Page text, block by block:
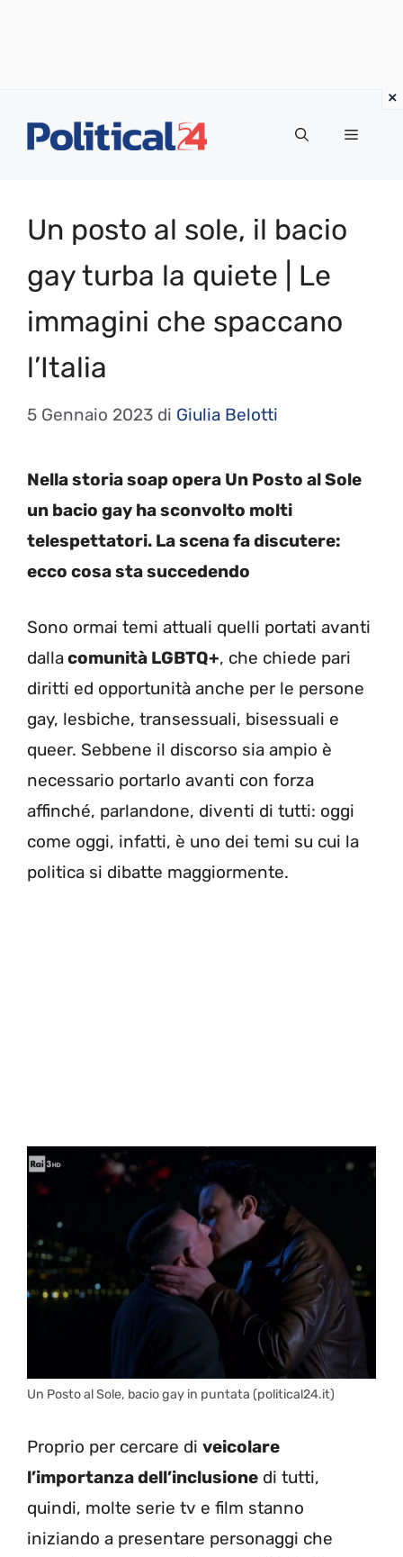
Menu
Un posto al sole, il bacio
gay turba la quiete | Le
immagini che spaccano
l’Italia
5 Gennaio 2023 di Giulia Belotti
Nella storia soap opera Un Posto al Sole
un bacio gay ha sconvolto molti
telespettatori. La scena fa discutere:
ecco cosa sta succedendo
Sono ormai temi attuali quelli portati avanti
dallacomunità LGBTQ+, che chiede pari
diritti ed opportunità anche per le persone
gay, lesbiche, transessuali, bisessuali e
queer. Sebbene il discorso sia ampio è
necessario portarlo avanti con forza
affinché, parlandone, diventi di tutti: oggi
come oggi, infatti, è uno dei temi su cui la
politica si dibatte maggiormente.
Un Posto al Sole, bacio gay in puntata (political24.it)
Proprio per cercare di veicolare
l’importanza dell’inclusione di tutti,
quindi, molte serie tv e film stanno
iniziando a presentare personaggi che